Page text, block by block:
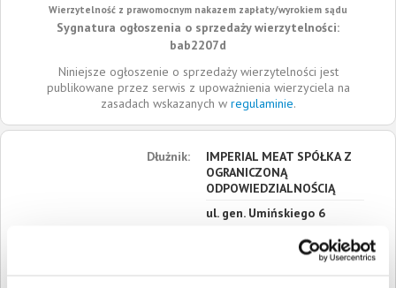
Wierzytelność z prawomocnym nakazem zapłaty/wyrokiem sądu
Sygnatura ogłoszenia o sprzedaży wierzytelności:
bab2207d
Niniejsze ogłoszenie o sprzedaży wierzytelności jest
publikowane przez serwis z upoważnienia wierzyciela na
zasadach wskazanych w regulaminie.
Dłużnik:
IMPERIAL MEAT SPÓŁKA Z
OGRANICZONĄ
ODPOWIEDZIALNOŚCIĄ
ul. gen. Umińskiego 6